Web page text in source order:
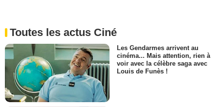
Toutes les actus Ciné
Les Gendarmes arrivent au
cinéma... Mais attention, rien à
voir avec la célèbre saga avec
Louis de Funès !